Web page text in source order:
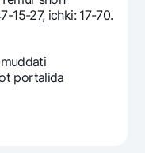
15-27, ichki: 17-70.
portalida